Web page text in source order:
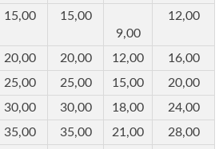
15,00
15,00
9,00
12,00
20,00 20,00 12,00
16,00
25,00 25,00 15,00
20,00
30,00 30,00 18,00
24,00
35,00 35,00 21,00
28,00